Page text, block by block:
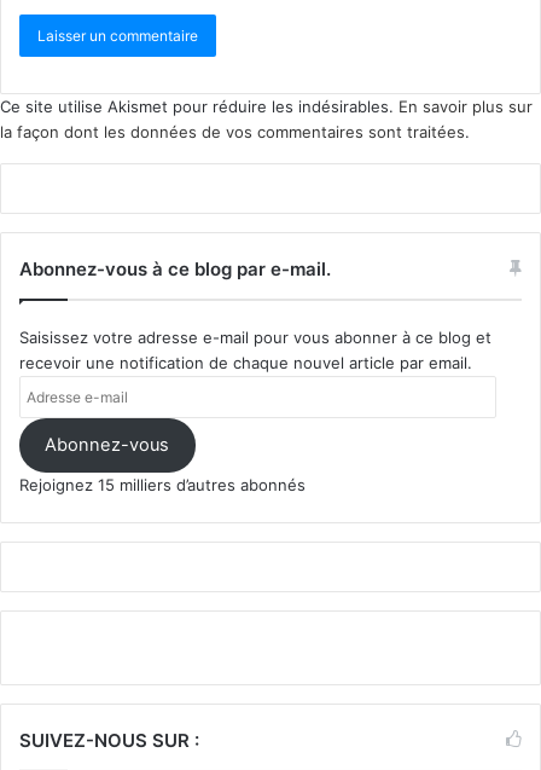
Ce site utilise Akismet pour réduire les indésirables. En savoir plus sur
la façon dont les données de vos commentaires sont traitées.
Abonnez-vous à ce blog par e-mail.
Saisissez votre adresse e-mail pour vous abonner à ce blog et
recevoir une notification de chaque nouvel article par email.
mail Abonnez-vous
Rejoignez 15 milliers d’autres abonnés
SUIVEZ-NOUS SUR :